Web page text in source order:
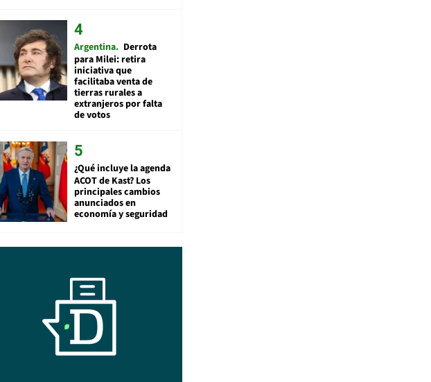
Argentina Derrota
para Milei: retira
iniciativa que
facilitaba venta de
tierras rurales a
extranjeros por falta
de votos
¿Qué incluye la agenda
ACOT de Kast? Los
principales cambios
anunciados en
economía y seguridad